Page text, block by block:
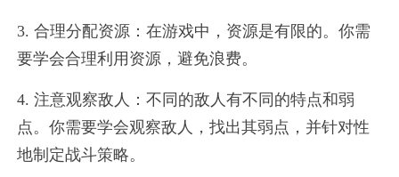
3. 合理分配资源：在游戏中，资源是有限的。你需
要学会合理利用资源，避免浪费。
4. 注意观察敌人：不同的敌人有不同的特点和弱
点。你需要学会观察敌人，找出其弱点，并针对性
地制定战斗策略。